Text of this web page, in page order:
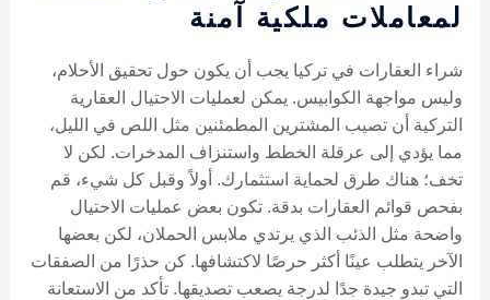
لمعاملات ملكية آمنة
شراء العقارات في تركيا يجب أن يكون حول تحقيق الأحلام،
وليس مواجهة الكوابيس. يمكن لعمليات الاحتيال العقارية
التركية أن تصيب المشترين المطمئنين مثل اللص في الليل،
مما يؤدي إلى عرقلة الخطط واستنزاف المدخرات. لكن لا
تخف؛ هناك طرق لحماية استثمارك. أولاً وقبل كل شيء، قم
بفحص قوائم العقارات بدقة. تكون بعض عمليات الاحتيال
واضحة مثل الذئب الذي يرتدي ملابس الحملان، لكن بعضها
الآخر يتطلب عينًا أكثر حرصًا لاكتشافها. كن حذرًا من الصفقات
التي تبدو جيدة جدًا لدرجة يصعب تصديقها. تأكد من الاستعانة